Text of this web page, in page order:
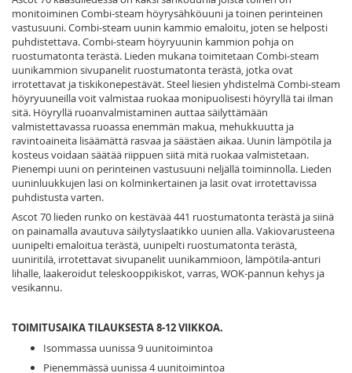
monitoiminen Combi-steam höyrysähköuuni ja toinen perinteinen
vastusuuni. Combi-steam uunin kammio emaloitu, joten se helposti
puhdistettava. Combi-steam höyryuunin kammion pohja on
ruostumatonta terästä. Lieden mukana toimitetaan Combi-steam
uunikammion sivupanelit ruostumatonta terästä, jotka ovat
irrotettavat ja tiskikonepestävät. Steel liesien yhdistelmä Combi-steam
höyryuuneilla voit valmistaa ruokaa monipuolisesti höyryllä tai ilman
sitä. Höyryllä ruoanvalmistaminen auttaa säilyttämään
valmistettavassa ruoassa enemmän makua, mehukkuutta ja
ravintoaineita lisäämättä rasvaa ja säästäen aikaa. Uunin lämpötila ja
kosteus voidaan säätää riippuen siitä mitä ruokaa valmistetaan.
Pienempi uuni on perinteinen vastusuuni neljällä toiminnolla. Lieden
uuninluukkujen lasi on kolminkertainen ja lasit ovat irrotettavissa
puhdistusta varten.
Ascot 70 lieden runko on kestävää 441 ruostumatonta terästä ja siinä
on painamalla avautuva säilytyslaatikko uunien alla. Vakiovarusteena
uunipelti emaloitua terästä, uunipelti ruostumatonta terästä,
uuniritilä, irrotettavat sivupanelit uunikammioon, lämpötila-anturi
lihalle, laakeroidut teleskooppikiskot, varras, WOK-pannun kehys ja
vesikannu.
TOIMITUSAIKA TILAUKSESTA 8-12 VIIKKOA.
Isommassa uunissa 9 uunitoimintoa
Pienemmässä uunissa 4 uunitoimintoa